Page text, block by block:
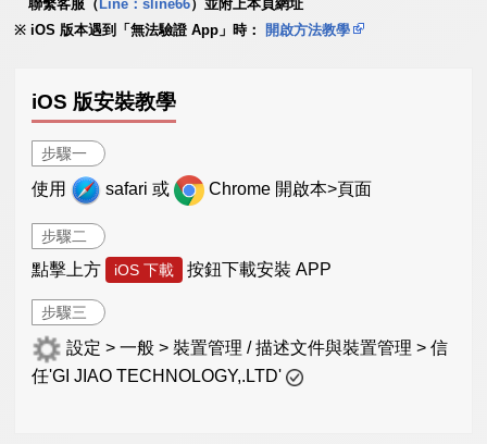
聯繫客服（ Line：sline66）並附上本頁網址
iOS 版本遇到「無法驗證 App」時：
開啟方法教學
iOS 版安裝教學
步驟一
使用 safari 或 Chrome 開啟本>頁面
步驟二
點擊上方 iOS 下載 按鈕下載安裝 APP
步驟三
設定 > 一般 > 裝置管理 / 描述文件與裝置管理 > 信
任'GI JIAO TECHNOLOGY,.LTD'